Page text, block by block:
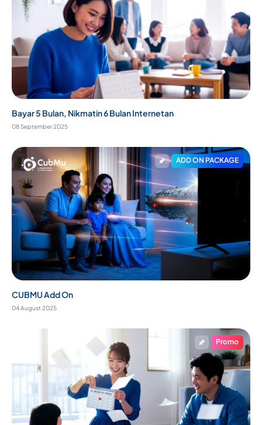
Bayar 5 Bulan, Nikmatin 6 Bulan Internetan
08 September 2025
ADD ON PACKAGE
CUBMU Add On
04 August 2025
Promo